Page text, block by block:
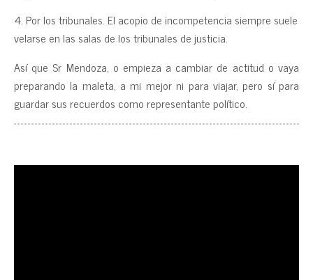
4. Por los tribunales. El acopio de incompetencia siempre suele
velarse en las salas de los tribunales de justicia.
Así que Sr Mendoza, o empieza a cambiar de actitud o vaya
preparando la maleta, a mi mejor ni para viajar, pero sí para
guardar sus recuerdos como representante político.